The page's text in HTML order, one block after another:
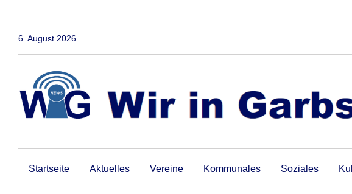
6. August 2026
Startseite Aktuelles Vereine Kommunales Soziales